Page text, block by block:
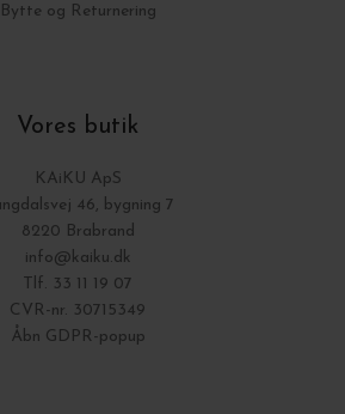
Bytte og Returnering
Vores butik
KAiKU ApS
46, bygning 7
8220 Brabrand
info@kaiku.dk
Tlf. 33 11 19 07
CVR-nr. 30715349
Åbn GDPR-popup